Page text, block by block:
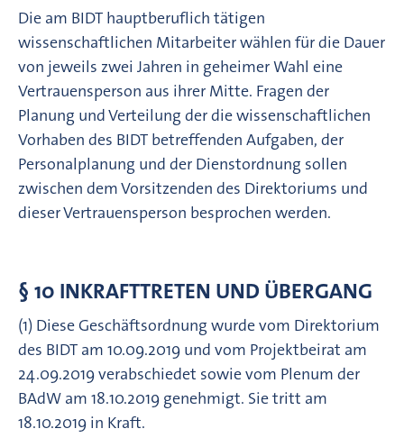
Die am BIDT hauptberuflich tätigen
wissenschaftlichen Mitarbeiter wählen für die Dauer
von jeweils zwei Jahren in geheimer Wahl eine
Vertrauensperson aus ihrer Mitte. Fragen der
Planung und Verteilung der die wissenschaftlichen
Vorhaben des BIDT betreffenden Aufgaben, der
Personalplanung und der Dienstordnung sollen
zwischen dem Vorsitzenden des Direktoriums und
dieser Vertrauensperson besprochen werden.
§ 10 INKRAFTTRETEN UND ÜBERGANG
(1) Diese Geschäftsordnung wurde vom Direktorium
des BIDT am 10.09.2019 und vom Projektbeirat am
24.09.2019 verabschiedet sowie vom Plenum der
BAdW am 18.10.2019 genehmigt. Sie tritt am
18.10.2019 in Kraft.